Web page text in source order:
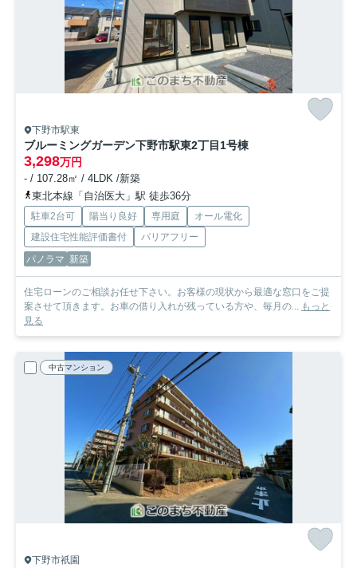
下野市駅東
ブルーミングガーデン下野市駅東2丁目1号棟
3,298万円
- / 107.28㎡ / 4LDK /新築
東北本線「自治医大」駅 徒歩36分
駐車2台可 陽当り良好 専用庭
オール電化
建設住宅性能評価書付
バリアフリー
パノラマ 新築
住宅ローンのご相談お任せ下さい。お客様の現状から最適な窓口をご提
案させて頂きます。お車の借り入れが残っている方や、毎月の... もっと
見る
中古マンション
下野市祇園